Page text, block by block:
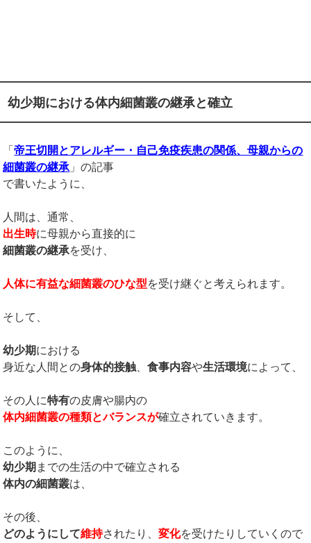
幼少期における体内細菌叢の継承と確立
「帝王切開とアレルギー・自己免疫疾患の関係、母親からの
細菌叢の継承 」の記事
で書いたように、
人間は、通常、
出生時に母親から直接的に
細菌叢の継承を受け、
人体に有益な細菌叢のひな型を受け継ぐと考えられます。
そして、
幼少期における
身近な人間との身体的接触 、食事内容や生活環境によって、
その人に特有の皮膚や腸内の
体内細菌叢の種類とバランスが確立されていきます。
このように、
幼少期 までの生活の中で確立される
体内の細菌叢は、
その後、
どのようにして維持されたり、変化を受けたりしていくので